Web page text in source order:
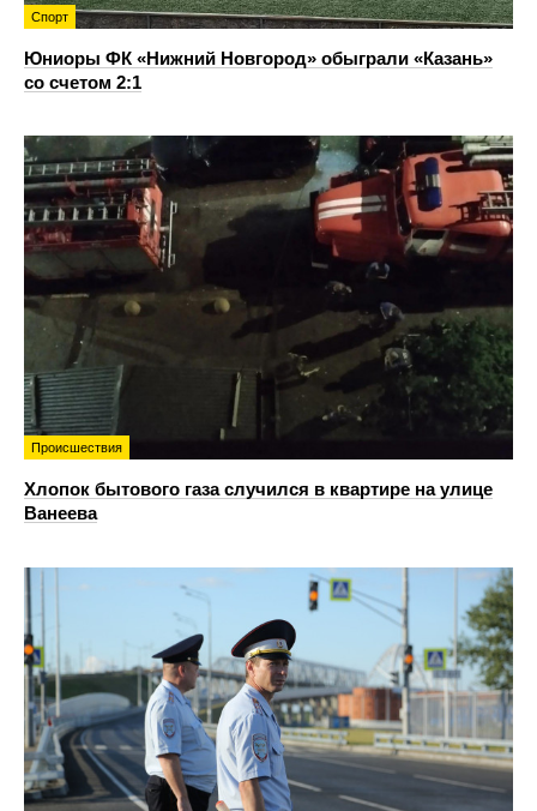
Спорт
Юниоры ФК «Нижний Новгород» обыграли «Казань»
со счетом 2:1
Происшествия
Хлопок бытового газа случился в квартире на улице
Ванеева